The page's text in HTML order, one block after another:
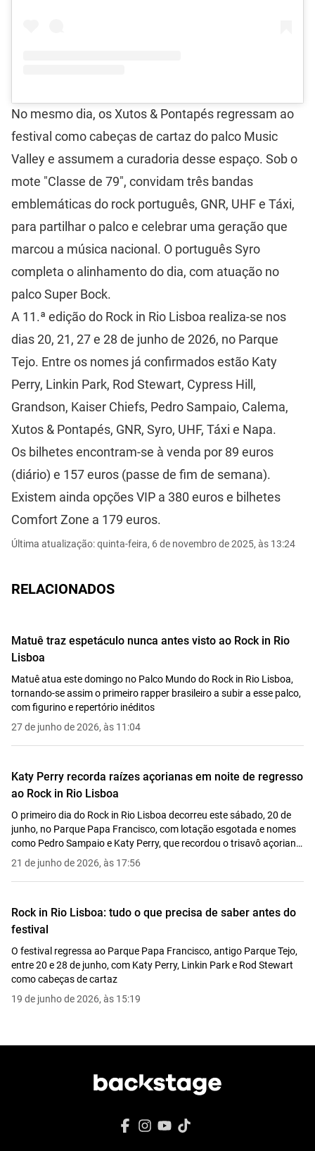
No mesmo dia, os Xutos & Pontapés regressam ao
festival como cabeças de cartaz do palco Music
Valley e assumem a curadoria desse espaço. Sob o
mote "Classe de 79", convidam três bandas
emblemáticas do rock português, GNR, UHF e Táxi,
para partilhar o palco e celebrar uma geração que
marcou a música nacional. O português Syro
completa o alinhamento do dia, com atuação no
palco Super Bock.
A 11.ª edição do Rock in Rio Lisboa realiza-se nos
dias 20, 21, 27 e 28 de junho de 2026, no Parque
Tejo. Entre os nomes já confirmados estão Katy
Perry, Linkin Park, Rod Stewart, Cypress Hill,
Grandson, Kaiser Chiefs, Pedro Sampaio, Calema,
Xutos & Pontapés, GNR, Syro, UHF, Táxi e Napa.
Os bilhetes encontram-se à venda por 89 euros
(diário) e 157 euros (passe de fim de semana).
Existem ainda opções VIP a 380 euros e bilhetes
Comfort Zone a 179 euros.
Última atualização: quinta-feira, 6 de novembro de 2025, às 13:24
RELACIONADOS
Matuê traz espetáculo nunca antes visto ao Rock in Rio
Lisboa
Matuê atua este domingo no Palco Mundo do Rock in Rio Lisboa,
tornando-se assim o primeiro rapper brasileiro a subir a esse palco,
com figurino e repertório inéditos
27 de junho de 2026, às 11:04
Katy Perry recorda raízes açorianas em noite de regresso
ao Rock in Rio Lisboa
O primeiro dia do Rock in Rio Lisboa decorreu este sábado, 20 de
junho, no Parque Papa Francisco, com lotação esgotada e nomes
como Pedro Sampaio e Katy Perry, que recordou o trisavô açoriano
e ergueu a bandeira portuguesa antes de fechar a noite com
"Firework"
21 de junho de 2026, às 17:56
Rock in Rio Lisboa: tudo o que precisa de saber antes do
festival
O festival regressa ao Parque Papa Francisco, antigo Parque Tejo,
entre 20 e 28 de junho, com Katy Perry, Linkin Park e Rod Stewart
como cabeças de cartaz
19 de junho de 2026, às 15:19